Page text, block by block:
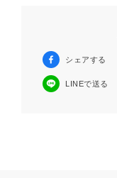
シェアする
LINEで送る